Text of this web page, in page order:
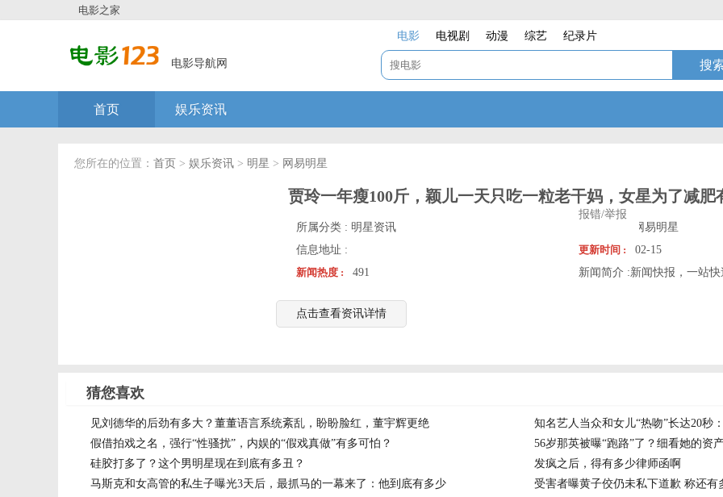
电影之家
电影导航网
电影 电视剧 动漫 综艺 纪录片
首页 娱乐资讯
您所在的位置： 首页 > 娱乐资讯 > 明星 > 网易明星
贾玲一年瘦100斤，颖儿一天只吃一粒老干妈，女星为了减肥
所属分类 : 明星资讯
网易明星
信息地址 :
更新时间 :
02-15
新闻热度 :
491 新闻简介 :新闻快报，一站
点击查看资讯详情
报错/举报
猜您喜欢
见刘德华的后劲有多大？董董语言系统紊乱，盼盼脸红，董宇辉更绝
知名艺人当众和女儿“热吻”长达20秒
假借拍戏之名，强行“性骚扰”，内娱的“假戏真做”有多可怕？
56岁那英被曝“跑路”了？细看她的资
硅胶打多了？这个男明星现在到底有多丑？
发疯之后，得有多少律师函啊
马斯克和女高管的私生子曝光3天后，最抓马的一幕来了：他到底有多少
受害者曝黄子佼仍未私下道歉 称还有